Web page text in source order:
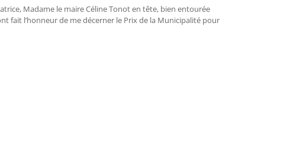
Madame le maire Céline Tonot en tête, bien entourée
fait l’honneur de me décerner le Prix de la Municipalité pour